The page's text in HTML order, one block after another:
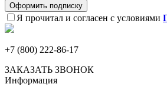
Оформить подписку
Я прочитал и согласен с условиями
+7 (800) 222-86-17
ЗАКАЗАТЬ ЗВОНОК
Информация